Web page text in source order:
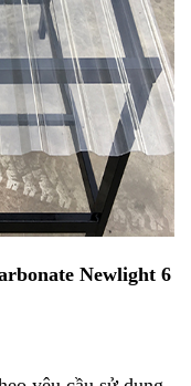
Newlight 6